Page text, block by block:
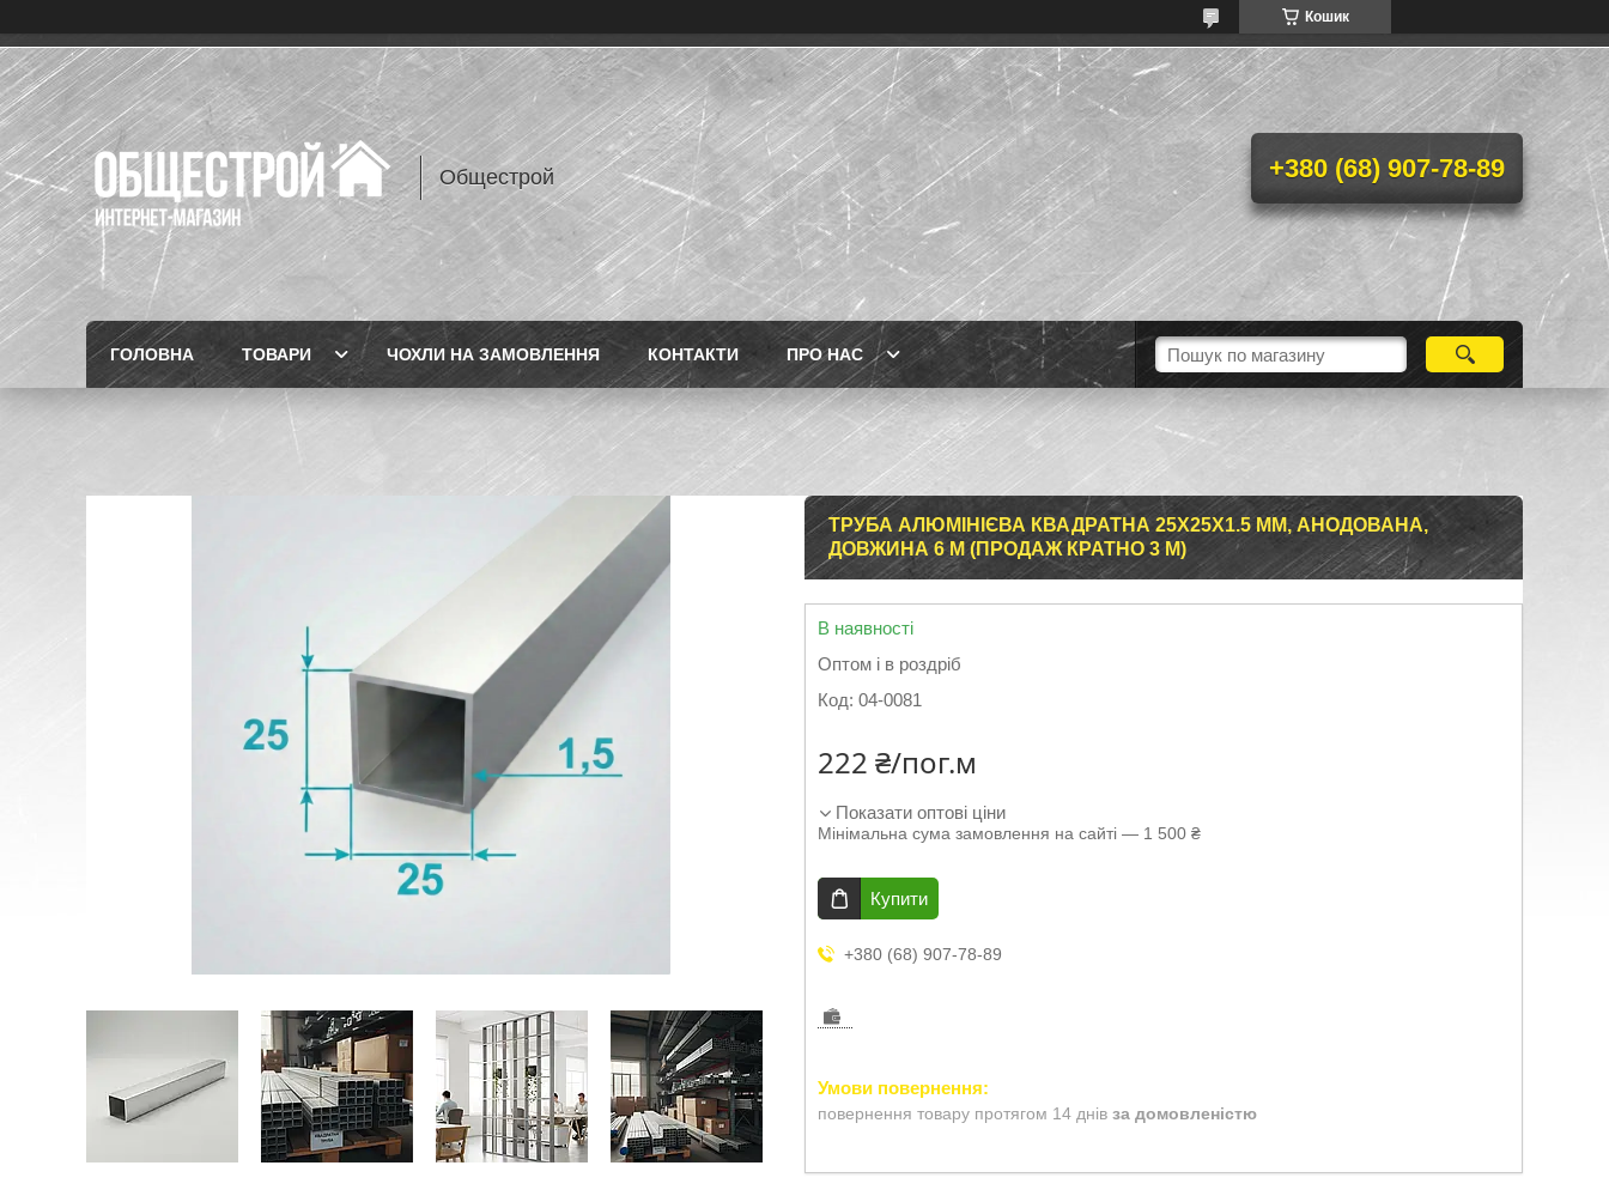
Кошик
Общестрой +380 (68) 907-78-89
ГОЛОВНА ТОВАРИ ЧОХЛИ НА ЗАМОВЛЕННЯ КОНТАКТИ ПРО НАС
ТРУБА АЛЮМІНІЄВА КВАДРАТНА 25Х25Х1.5 ММ, АНОДОВАНА,
ДОВЖИНА 6 М (ПРОДАЖ КРАТНО 3 М)
В наявності
Оптом і в роздріб
Код: 04-0081
222 ₴/пог.м
Показати оптові ціни
Мінімальна сума замовлення на сайті — 1 500 ₴
Купити
+380 (68) 907-78-89
повернення товару протягом 14 днів за домовленістю